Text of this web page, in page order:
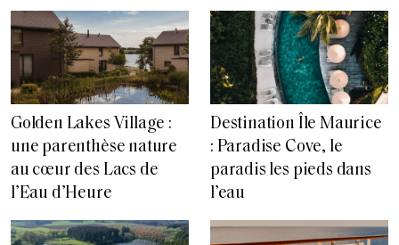
Golden Lakes Village :
une parenthèse nature
au cœur des Lacs de
l’Eau d’Heure
Destination Île Maurice
: Paradise Cove, le
paradis les pieds dans
l’eau